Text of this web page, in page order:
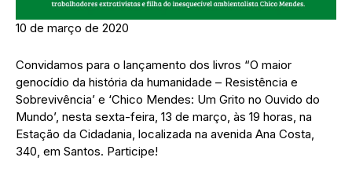
10 de março de 2020
Convidamos para o lançamento dos livros “O maior
genocídio da história da humanidade – Resistência e
Sobrevivência’ e ‘Chico Mendes: Um Grito no Ouvido do
Mundo’, nesta sexta-feira, 13 de março, às 19 horas, na
Estação da Cidadania, localizada na avenida Ana Costa,
340, em Santos. Participe!